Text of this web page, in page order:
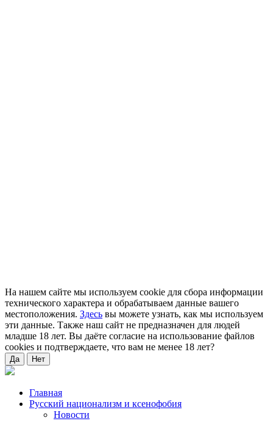
На нашем сайте мы используем cookie для сбора информации
технического характера и обрабатываем данные вашего
местоположения. Здесь вы можете узнать, как мы используем
эти данные. Также наш сайт не предназначен для людей
младше 18 лет. Вы даёте согласие на использование файлов
cookies и подтверждаете, что вам не менее 18 лет?
Да Нет
Главная
Русский национализм и ксенофобия
Новости